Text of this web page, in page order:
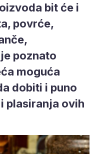
bit će i
povrće,
poznato
moguća
dobiti i puno
plasiranja ovih